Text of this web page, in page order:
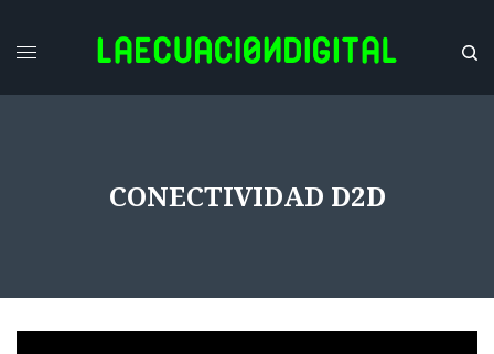
CONECTIVIDAD D2D